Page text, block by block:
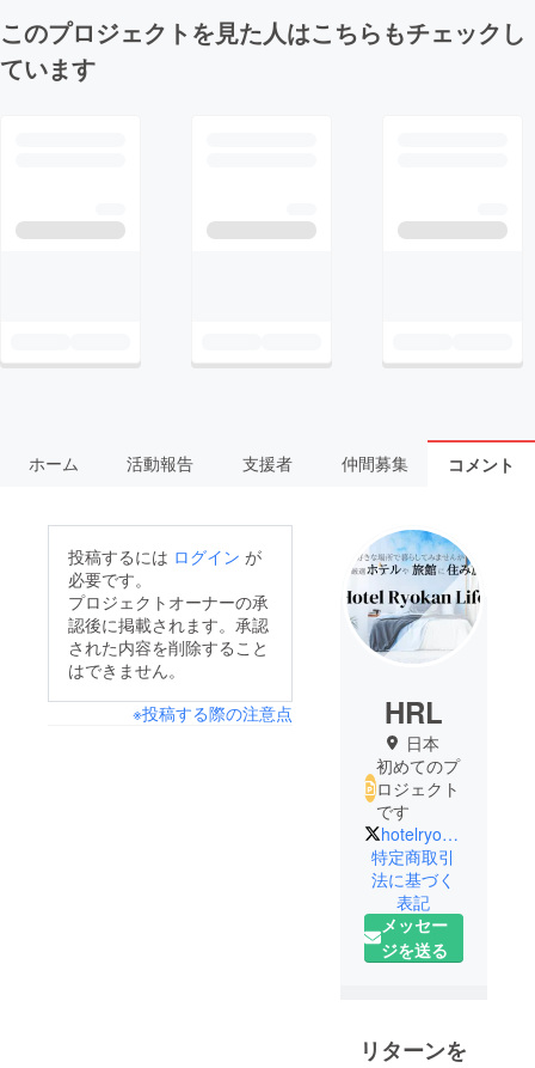
このプロジェクトを見た人はこちらもチェックし
ています
ホーム 活動報告 支援者 仲間募集 コメント
投稿するには ログイン が
必要です。
プロジェクトオーナーの承
認後に掲載されます。承認
された内容を削除すること
はできません。
※投稿する際の注意点
HRL
日本
初めてのプ
ロジェクト
です
hotelryokanlife
特定商取引
法に基づく
表記
メッセー
ジを送る
リターンを